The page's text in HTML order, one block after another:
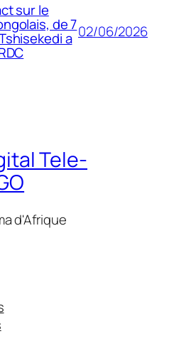
sur le
de 7
a 02/06/2026
Tele-
d'Afrique